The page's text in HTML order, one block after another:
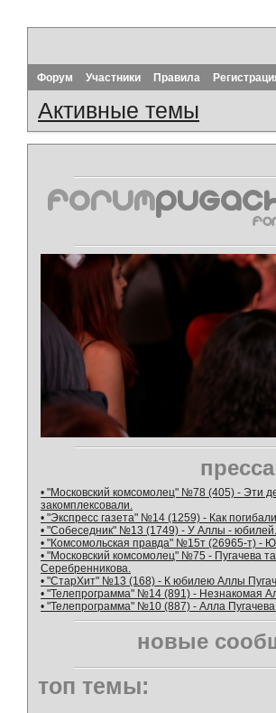
Форум Участники Правила
Активные темы
• "Московский комсомолец" №78 (405) - Эти
закомплексовали.
• "Экспресс газета" №14 (1259) - Как
• "Собеседник" №13 (1749) - У Аллы - юбилей.
• "Комсомольская правда" №15т (26965-т) -
• "Московский комсомолец" №75 - Пугачева
Серебренникова.
• "СтарХит" №13 (168) - К юбилею Аллы
• "Телепрограмма" №14 (891) - Незнакомая
• "Телепрограмма" №10 (887) - Алла
новые
топ темы: